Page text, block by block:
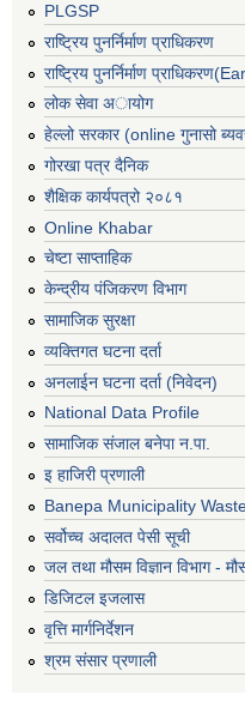
PLGSP
राष्ट्रिय पुनर्निर्माण प्राधिकरण
राष्ट्रिय पुनर्निर्माण
लोक सेवा अायोग
हेल्लो सरकार (online गुनासो
गोरखा पत्र दैनिक
शैक्षिक कार्यपत्रो २०८१
Online Khabar
चेष्टा साप्ताहिक
केन्द्रीय पंजिकरण विभाग
सामाजिक सुरक्षा
व्यक्तिगत घटना दर्ता
अनलाईन घटना दर्ता (निवेदन)
National Data Profile
सामाजिक संजाल बनेपा न.पा.
इ हाजिरी प्रणाली
Banepa Municipality
सर्वोच्च अदालत पेसी सूची
जल तथा मौसम विज्ञान विभाग -
डिजिटल इजलास
वृत्ति मार्गनिर्देशन
श्रम संसार प्रणाली